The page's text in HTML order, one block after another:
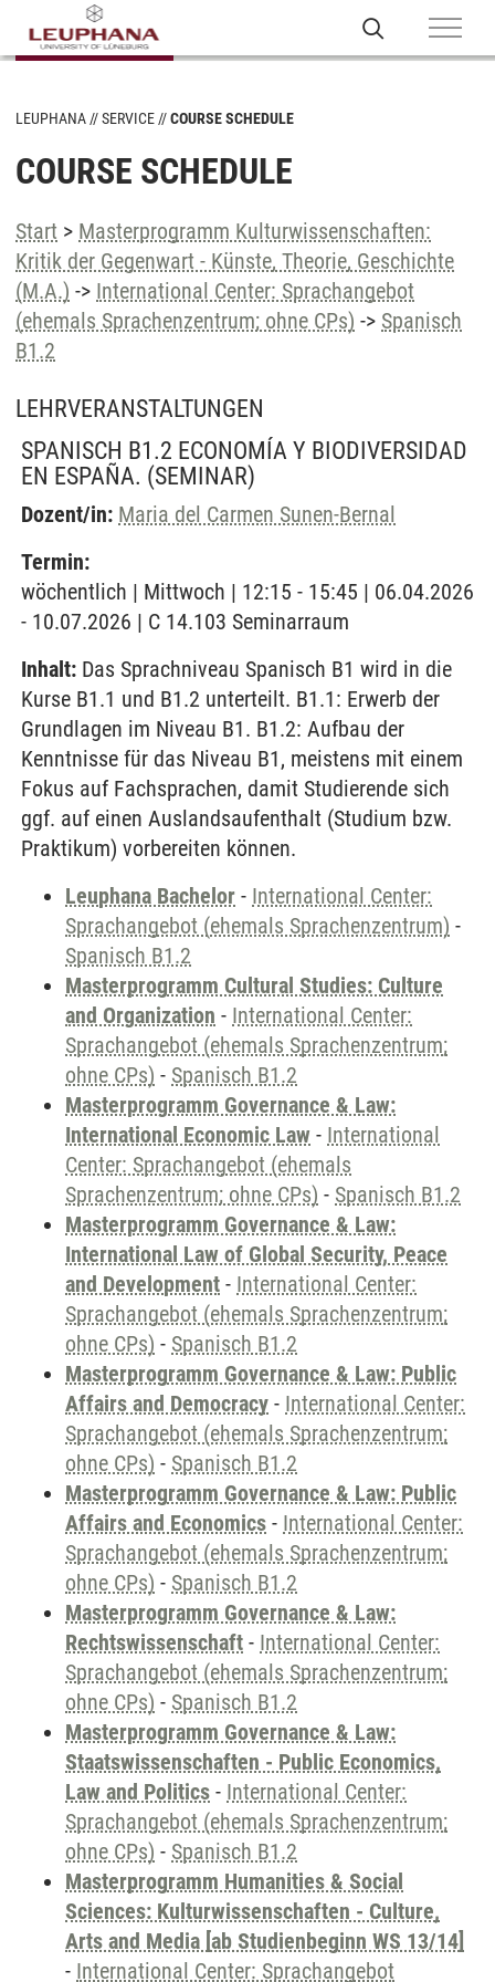
LEUPHANA SERVICE COURSE SCHEDULE
COURSE SCHEDULE
Start > Masterprogramm Kulturwissenschaften:
Kritik der Gegenwart - Künste, Theorie, Geschichte
(M.A.) -> International Center: Sprachangebot
(ehemals Sprachenzentrum; ohne CPs) -> Spanisch
B1.2
LEHRVERANSTALTUNGEN
SPANISCH B1.2 ECONOMÍA Y BIODIVERSIDAD
EN ESPAÑA. (SEMINAR)
Dozent/in: Maria del Carmen Sunen-Bernal
Termin:
wöchentlich | Mittwoch | 12:15 - 15:45 | 06.04.2026
- 10.07.2026 | C 14.103 Seminarraum
Inhalt: Das Sprachniveau Spanisch B1 wird in die
Kurse B1.1 und B1.2 unterteilt. B1.1: Erwerb der
Grundlagen im Niveau B1. B1.2: Aufbau der
Kenntnisse für das Niveau B1, meistens mit einem
Fokus auf Fachsprachen, damit Studierende sich
ggf. auf einen Auslandsaufenthalt (Studium bzw.
Praktikum) vorbereiten können.
Leuphana Bachelor - International Center:
Sprachangebot (ehemals Sprachenzentrum) -
Spanisch B1.2
Masterprogramm Cultural Studies: Culture
and Organization - International Center:
Sprachangebot (ehemals Sprachenzentrum;
ohne CPs) - Spanisch B1.2
Masterprogramm Governance & Law:
International Economic Law - International
Center: Sprachangebot (ehemals
Sprachenzentrum; ohne CPs) - Spanisch B1.2
Masterprogramm Governance & Law:
International Law of Global Security, Peace
and Development - International Center:
Sprachangebot (ehemals Sprachenzentrum;
ohne CPs) - Spanisch B1.2
Masterprogramm Governance & Law: Public
Affairs and Democracy - International Center:
Sprachangebot (ehemals Sprachenzentrum;
ohne CPs) - Spanisch B1.2
Masterprogramm Governance & Law: Public
Affairs and Economics - International Center:
Sprachangebot (ehemals Sprachenzentrum;
ohne CPs) - Spanisch B1.2
Masterprogramm Governance & Law:
Rechtswissenschaft - International Center:
Sprachangebot (ehemals Sprachenzentrum;
ohne CPs) - Spanisch B1.2
Masterprogramm Governance & Law:
Staatswissenschaften - Public Economics,
Law and Politics - International Center:
Sprachangebot (ehemals Sprachenzentrum;
ohne CPs) - Spanisch B1.2
Masterprogramm Humanities & Social
Sciences: Kulturwissenschaften - Culture,
Arts and Media [ab Studienbeginn WS 13/14]
- International Center: Sprachangebot